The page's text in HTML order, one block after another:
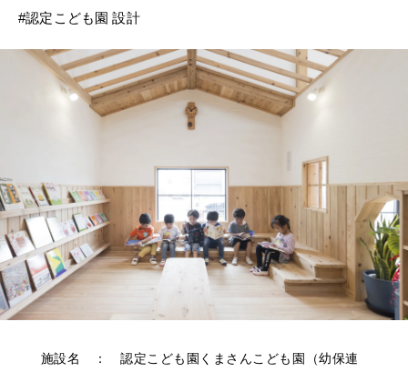
#認定こども園 設計
施設名 ： 認定こども園くまさんこども園（幼保連